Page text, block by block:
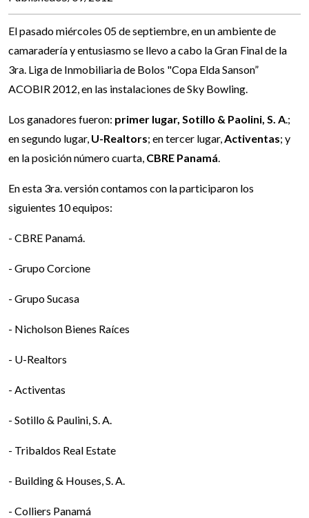
El pasado miércoles 05 de septiembre, en un ambiente de
camaradería y entusiasmo se llevo a cabo la Gran Final de la
3ra. Liga de Inmobiliaria de Bolos "Copa Elda Sanson”
ACOBIR 2012, en las instalaciones de Sky Bowling.
Los ganadores fueron: primer lugar, Sotillo & Paolini, S. A.;
en segundo lugar, U-Realtors; en tercer lugar,Activentas; y
en la posición número cuarta, CBRE Panamá.
En esta 3ra. versión contamos con la participaron los
siguientes 10 equipos:
- CBRE Panamá.
- Grupo Corcione
- Grupo Sucasa
- Nicholson Bienes Raíces
- U-Realtors
- Activentas
- Sotillo & Paulini, S. A.
- Tribaldos Real Estate
- Building & Houses, S. A.
- Colliers Panamá